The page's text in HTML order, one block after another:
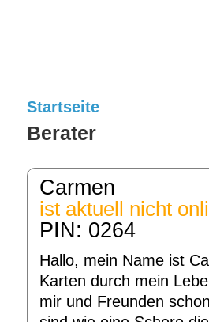
Startseite
Berater
Carmen
ist aktuell nicht
PIN: 0264
Hallo, mein Name ist
Karten durch mein
mir und Freunden